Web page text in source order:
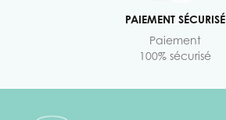
PAIEMENT SÉCURISÉ
Paiement
100% sécurisé